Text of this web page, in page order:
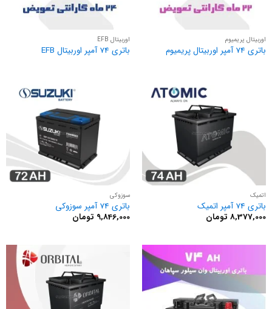
اوربیتال پریمیوم
باتری 74 آمپر اوربیتال پریمیوم
اوربیتال EFB
باتری 74 آمپر اوربیتال EFB
اتمیک
باتری 74 آمپر اتمیک
8,377,000 تومان
سوزوکی
باتری 74 آمپر سوزوکی
9,846,000 تومان